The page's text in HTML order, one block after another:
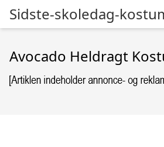
Sidste-skoledag-
Avocado Heldragt